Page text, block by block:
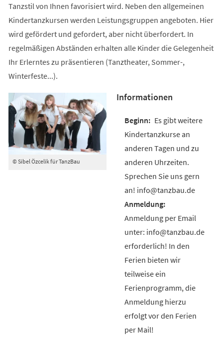
Tanzstil von Ihnen favorisiert wird. Neben den allgemeinen
Kindertanzkursen werden Leistungsgruppen angeboten. Hier
wird gefördert und gefordert, aber nicht überfordert. In
regelmäßigen Abständen erhalten alle Kinder die Gelegenheit
Ihr Erlerntes zu präsentieren (Tanztheater, Sommer-,
Winterfeste...).
© Sibel Özcelik für TanzBau
Informationen
Es gibt weitere
Kindertanzkurse an
anderen Tagen und zu
anderen Uhrzeiten.
Sprechen Sie uns gern
an! info@tanzbau.de
Anmeldung per Email
unter: info@tanzbau.de
erforderlich! In den
Ferien bieten wir
teilweise ein
Ferienprogramm, die
Anmeldung hierzu
erfolgt vor den Ferien
per Mail!